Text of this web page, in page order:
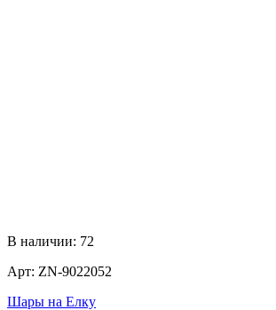
В наличии: 72
Арт: ZN-9022052
Шары на Елку